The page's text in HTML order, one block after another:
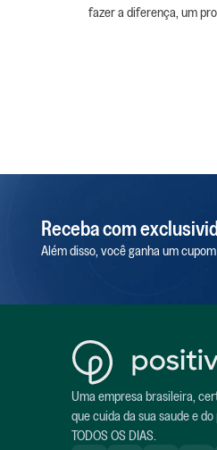
fazer a diferença, um
Receba com
Além disso, você ganha um
Uma empresa brasileira,
que cuida da sua saude e
TODOS OS DIAS.